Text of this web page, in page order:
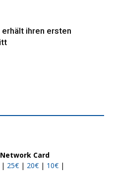
ihren ersten
Card
| 25€ | 20€ | 10€ |